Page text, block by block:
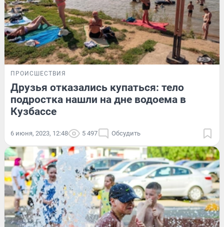
ПРОИСШЕСТВИЯ
Друзья отказались купаться: тело
подростка нашли на дне водоема в
Кузбассе
6 июня, 2023, 12:48 5 497 Обсудить